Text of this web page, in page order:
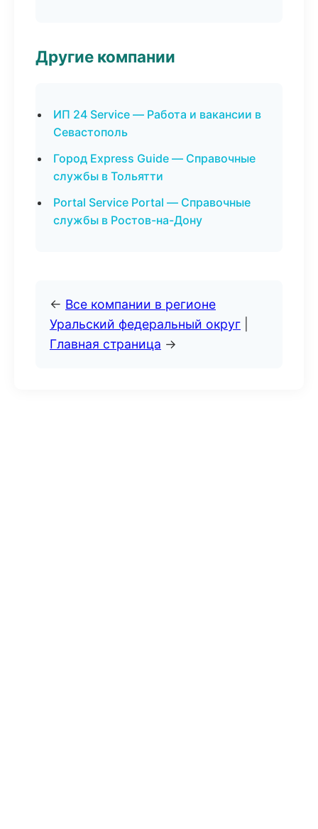
Другие компании
ИП 24 Service — Работа и вакансии в
Севастополь
Город Express Guide — Справочные
службы в Тольятти
Portal Service Portal — Справочные
службы в Ростов-на-Дону
← Все компании в регионе
Уральский федеральный округ
Главная страница →